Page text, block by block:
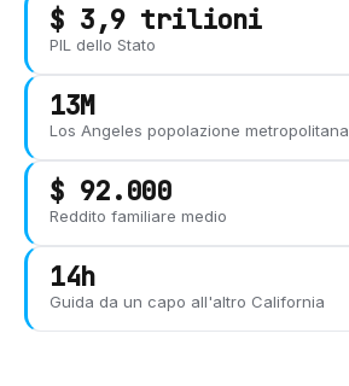
$ 3,9 trilioni
PIL dello Stato
13M
Los Angeles popolazione metropolitana
$ 92.000
Reddito familiare medio
14h
Guida da un capo all'altro California